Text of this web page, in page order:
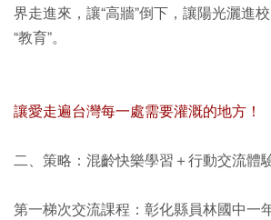
界走進來，讓“高牆”倒下，讓陽光灑進
“教育”。
讓愛走遍台灣每一處需要灌溉的地方！
二、策略：混齡快樂學習＋行動交流體
第一梯次交流課程：彰化縣員林國中